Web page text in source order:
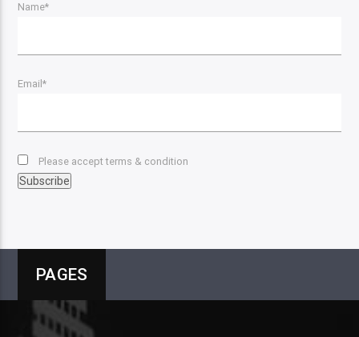
Name*
Email*
Please accept terms & condition
PAGES